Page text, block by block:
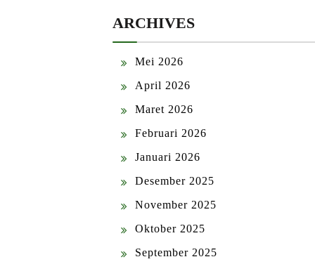
ARCHIVES
Mei 2026
April 2026
Maret 2026
Februari 2026
Januari 2026
Desember 2025
November 2025
Oktober 2025
September 2025